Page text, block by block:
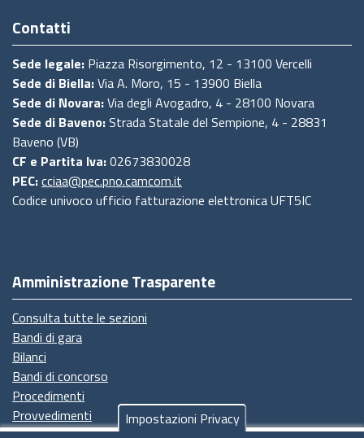
Contatti
Sede legale: Piazza Risorgimento, 12 - 13100 Vercelli
Sede di Biella:Via A. Moro, 15 - 13900 Biella
Sede di Novara:Via degli Avogadro, 4 - 28100 Novara
Sede di Baveno:Strada Statale del Sempione, 4 - 28831
Baveno (VB)
CF e Partita Iva:02673830028
PEC:cciaa@pec.pno.camcom.it
Codice univoco ufficio fatturazione elettronica UFT5IC
Amministrazione Trasparente
Consulta tutte le sezioni
Bandi di gara
Bilanci
Bandi di concorso
Procedimenti
Provvedimenti
Impostazioni Privacy